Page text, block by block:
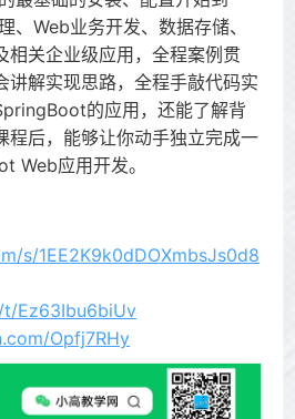
、Web业务开发、数据存储、
相关企业级应用，全程案例贯
讲解实现思路，全程手敲代码实
的应用，还能了解背
程后，能够让你动手独立完成一
Web应用开发。
s/1EE2K9k0dDOXmbsJs0d8
Ez63Ibu6biUv
Opfj7RHy